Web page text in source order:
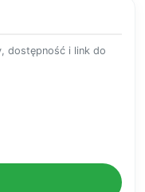
dostępność i link do